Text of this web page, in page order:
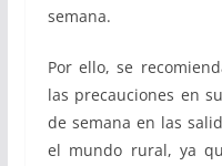
semana.
Por ello, se
las precauciones en
de semana en las
el mundo rural, ya